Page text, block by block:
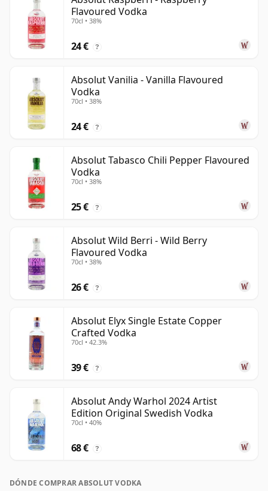
Flavoured Vodka
70cl • 38%
24 € ?
Absolut Vanilia - Vanilla Flavoured
Vodka
70cl • 38%
24 € ?
Absolut Tabasco Chili Pepper Flavoured
Vodka
70cl • 38%
25 € ?
Absolut Wild Berri - Wild Berry
Flavoured Vodka
70cl • 38%
26 € ?
Absolut Elyx Single Estate Copper
Crafted Vodka
70cl • 42.3%
39 € ?
Absolut Andy Warhol 2024 Artist
Edition Original Swedish Vodka
70cl • 40%
68 € ?
DÓNDE COMPRAR ABSOLUT VODKA